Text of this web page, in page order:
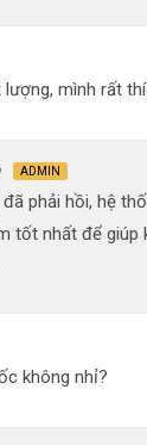
lượng, mình rất
ADMIN
phải hồi, hệ
tốt nhất để giúp
không nhỉ?